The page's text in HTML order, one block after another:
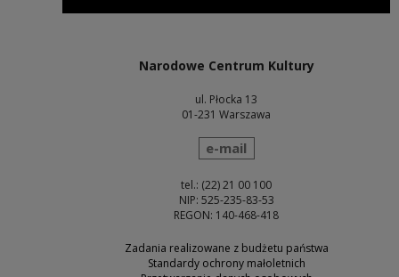
Narodowe Centrum Kultury
ul. Płocka 13
01-231 Warszawa
wyślij wiadomość
e-mail
tel.: (22) 21 00 100
NIP: 525-235-83-53
REGON: 140-468-418
Zadania realizowane z budżetu państwa
Standardy ochrony małoletnich